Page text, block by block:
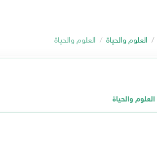
العلوم والحياة العلوم والحياة
العلوم والحياة